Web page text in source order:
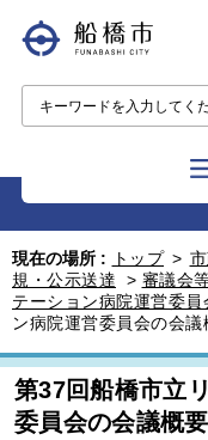
現在の場所 : トップ >
規・公示送達
> 審議会
テーション病院運営委員
ン病院運営委員会の会
第37回船橋市立
委員会の会議概